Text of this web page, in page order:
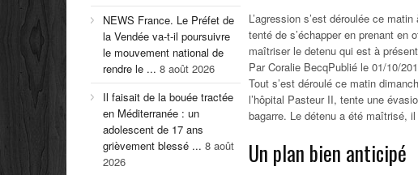
L’agression s’est déroulée ce
tenté de s’échapper en prenant
maîtriser le detenu qui est à
Par Coralie BecqPublié le 01/10/
Tout s’est déroulé ce matin
l’hôpital Pasteur II, tente une
bagarre. Le détenu a été maîtrisé,
Un plan bien anticipé
NEWS France. Le Préfet de
la Vendée va-t-il poursuivre
le mouvement national de
rendre le ... 8 août 2026
Il faisait de la bouée tractée
en Méditerranée : un
adolescent de 17 ans
grièvement blessé ... 8 août
2026